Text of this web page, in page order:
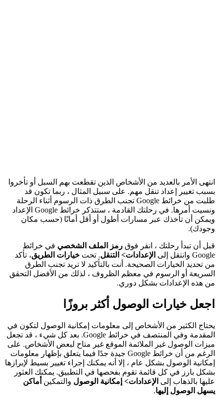
انتهى الأمر بالعديد من الأشخاص الذين تقطعت بهم السبل أو تأخروا
بسبب تغيير إعداد تنقل مهم. على سبيل المثال ، ربما تكون قد
طلبت من خرائط Google تجنب الطرق ذات الرسوم أثناء الرحلة
ونسيت أمرها. في رحلتك القادمة ، ستتذكر خرائط Google الإعداد
ويمكن أن تأخذك عبر مسارات أطول أو أقل أمانًا (حسب مكان
وجودك).
قبل أن تبدأ رحلتك ، انقر فوق رمز الملف الشخصي في خرائط
Google وانتقل إلى
الإعدادات> التنقل. تحت خيارات الطريق، تأكد
من تحديد الخيارات الصحيحة. أنت بالتأكيد لا تريد تجنب الطرق
السريعة أو الرسوم في معظم الظروف ، لذلك من الأفضل التحقق
من هذه الإعدادات بشكل دوري.
اجعل خيارات الوصول أكثر بروزًا
يحتاج الكثير من الأشخاص إلى معلومات إمكانية الوصول لتكون في
المقدمة وفي المنتصف في خرائط Google. بعد كل شيء ، قد تجعل
ميزات الوصول غير الملائمة الموقع غير متاح لبعض الأشخاص. على
الرغم من أن خرائط Google جيدة جدًا فيما يتعلق بإظهار معلومات
إمكانية الوصول بشكل عام ، إلا أنه يمكنك إجراء تغيير بسيط لإبرازها
بشكل بارز في كل قائمة تقوم بفحصها في التطبيق. يمكنك العثور
عليها بالذهاب إلى الإعدادات> إمكانية الوصول والتمكين أماكن
يسهل الوصول إليها.